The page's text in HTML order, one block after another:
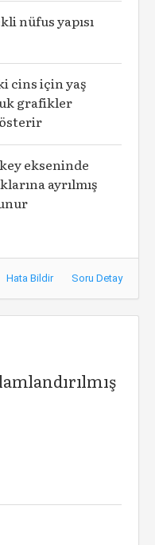
nüfus yapısı
cins için yaş
grafikler
ekseninde
ayrılmış
Hata Bildir Soru Detay